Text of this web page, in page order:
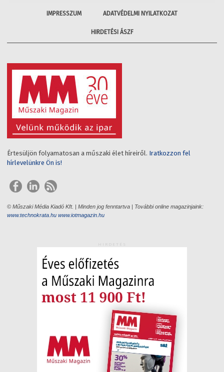
IMPRESSZUM ADATVÉDELMI NYILATKOZAT
HIRDETÉSI ÁSZF
Értesüljön folyamatosan a műszaki élet híreiről. Iratkozzon fel
hírlevelünkre Ön is!
© Műszaki Média Kiadó Kft. | Minden jog fenntartva | További online magazinjaink:
www.technokrata.hu www.iotmagazin.hu
HIRDETÉS